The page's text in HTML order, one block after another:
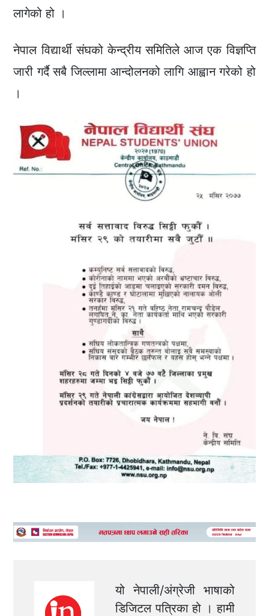
लागेको हो ।
नेपाल विद्यार्थी संघको केन्द्रीय समितिले आज एक विज्ञप्ति
जारी गर्दै सबै जिल्लामा आन्दोलनको लागि आह्वान गरेको हो
।
यो नेपाली/अंग्रेजी भाषाको
डिजिटल पत्रिका हो । हामी